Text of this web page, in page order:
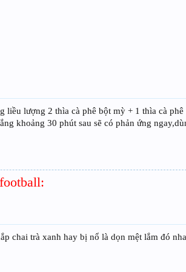
liều lượng 2 thìa cà phê bột mỳ + 1 thìa cà
khoảng 30 phút sau sẽ có phản ứng
chai trà xanh hay bị nổ là dọn mệt lắm đó